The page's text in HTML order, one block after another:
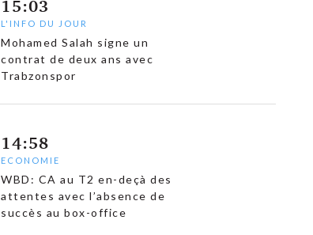
15:03
L'INFO DU JOUR
Mohamed Salah signe un
contrat de deux ans avec
Trabzonspor
14:58
ECONOMIE
WBD: CA au T2 en-deçà des
attentes avec l’absence de
succès au box-office